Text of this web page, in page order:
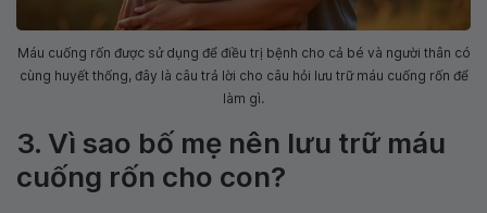
Máu cuống rốn được sử dụng để điều trị bệnh cho cả bé và người thân có
cùng huyết thống, đây là câu trả lời cho câu hỏi lưu trữ máu cuống rốn để
làm gì.
3. Vì sao bố mẹ nên lưu trữ máu
cuống rốn cho con?